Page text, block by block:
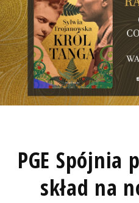
PGE Spójnia
skład na